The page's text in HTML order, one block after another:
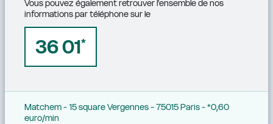
Vous pouvez également retrouver l'ensemble de nos
informations par téléphone sur le
36 01*
Matchem - 15 square Vergennes - 75015 Paris - *0,60
euro/min